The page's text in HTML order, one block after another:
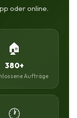
oder online.
🏠
380+
Aufträge
🕐